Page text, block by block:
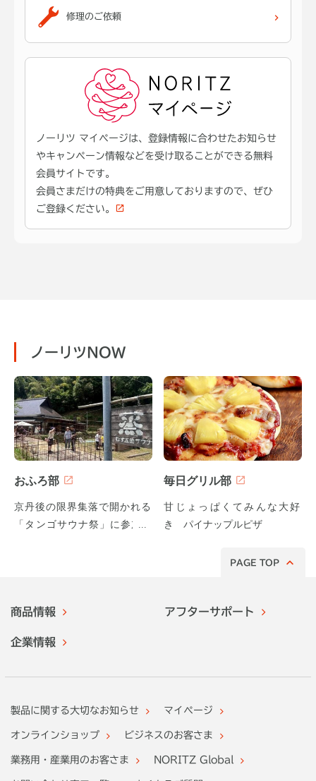
修理のご依頼
ノーリツ マイページは、登録情報に合わせたお知らせ
やキャンペーン情報などを受け取ることができる無料
会員サイトです。
会員さまだけの特典をご用意しておりますので、ぜひ
ご登録ください。
ノーリツNOW
おふろ部
京丹後の限界集落で開かれる
「タンゴサウナ祭」に参加し
毎日グリル部
甘じょっぱくてみんな大好
き パイナップルピザ
PAGE TOP
商品情報 アフターサポート
企業情報
製品に関する大切なお知らせ マイページ
オンラインショップ ビジネスのお客さま
業務用・産業用のお客さま NORITZ Global